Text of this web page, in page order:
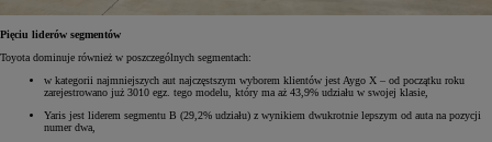
Pięciu liderów segmentów
Toyota dominuje również w poszczególnych segmentach:
w kategorii najmniejszych aut najczęstszym wyborem klientów jest Aygo X – od początku roku
zarejestrowano już 3010 egz. tego modelu, który ma aż 43,9% udziału w swojej klasie,
Yaris jest liderem segmentu B (29,2% udziału) z wynikiem dwukrotnie lepszym od auta na pozycji
numer dwa,